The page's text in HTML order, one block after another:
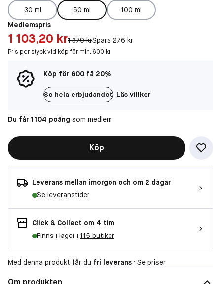
30 ml
50 ml
100 ml
Medlemspris
Pris: 1 103,20 kr
1 103,20 krOriginal pris:
1 379 krSpara 276 kr
Pris per styck vid köp för min. 600 kr
Köp för 600 få 20%
Se hela erbjudandet Läs villkor
Du får 1104 poäng som medlem
Köp
Leverans mellan imorgon och om 2 dagar
Se leveranstider
Click & Collect om 4 tim
Finns i lager i 115 butiker
Med denna produkt får du fri leverans · Se priser
Om produkten